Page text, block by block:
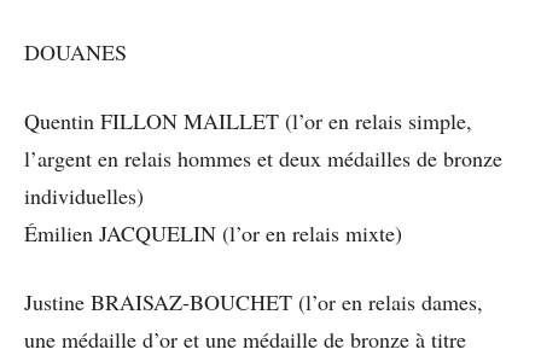
DOUANES
Quentin FILLON MAILLET (l’or en relais simple,
l’argent en relais hommes et deux médailles de bronze
individuelles)
Émilien JACQUELIN (l’or en relais mixte)
Justine BRAISAZ-BOUCHET (l’or en relais dames,
une médaille d’or et une médaille de bronze à titre